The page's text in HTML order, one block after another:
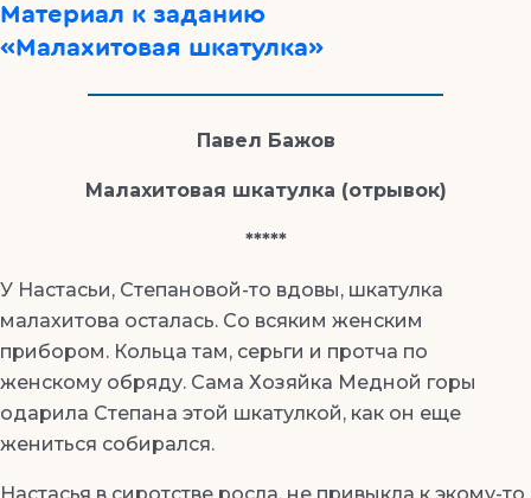
Материал к заданию
«Малахитовая шкатулка»
Павел Бажов
Малахитовая шкатулка (отрывок)
*****
У Настасьи, Степановой-то вдовы, шкатулка
малахитова осталась. Со всяким женским
прибором. Кольца там, серьги и протча по
женскому обряду. Сама Хозяйка Медной горы
одарила Степана этой шкатулкой, как он еще
жениться собирался.